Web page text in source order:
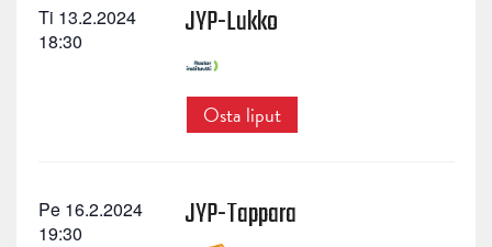
Ti 13.2.2024
18:30
JYP-Lukko
Osta liput
Pe 16.2.2024
19:30
JYP-Tappara